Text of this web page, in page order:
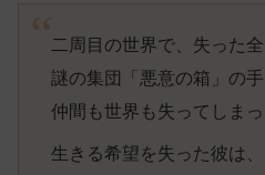
二周目の世界で、失った
謎の集団「悪意の箱」の手
仲間も世界も失ってしまっ
生きる希望を失った彼は、